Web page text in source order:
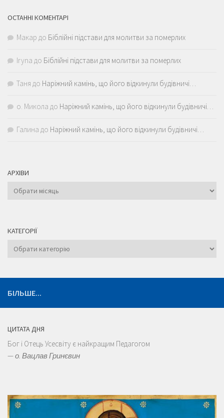
ОСТАННІ КОМЕНТАРІ
Макар до Біблійні підстави для молитви за померлих
Iryna до Біблійні підстави для молитви за померлих
Таня до Наріжний камінь, що його відкинули будівничі…
о. Микола до Наріжний камінь, що його відкинули будівничі…
Галина до Наріжний камінь, що його відкинули будівничі…
АРХІВИ
Архіви
КАТЕГОРІЇ
Категорії
БІЛЬШЕ...
ЦИТАТА ДНЯ
Бог і Отець Усесвіту є найкращим Педагогом
—о. Вацлав Гринєвин